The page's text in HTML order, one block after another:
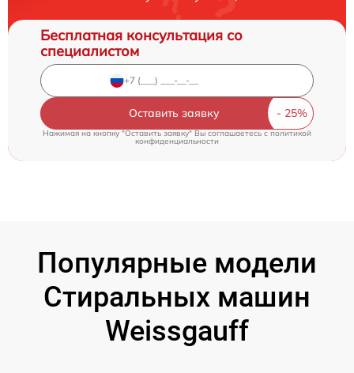
Бесплатная консультация со
специалистом
Оставить заявку
Нажимая на кнопку "Оставить заявку" Вы соглашаетесь cполитикой
конфиденциальности
Популярные модели
Стиральных машин
Weissgauff